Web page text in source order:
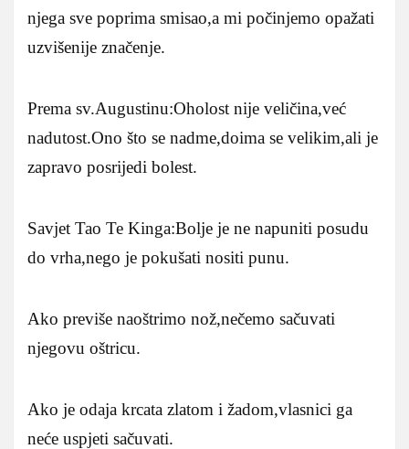
njega sve poprima smisao,a mi počinjemo opažati
uzvišenije značenje.
Prema sv.Augustinu:Oholost nije veličina,već
nadutost.Ono što se nadme,doima se velikim,ali je
zapravo posrijedi bolest.
Savjet Tao Te Kinga:Bolje je ne napuniti posudu
do vrha,nego je pokušati nositi punu.
Ako previše naoštrimo nož,nečemo sačuvati
njegovu oštricu.
Ako je odaja krcata zlatom i žadom,vlasnici ga
neće uspjeti sačuvati.